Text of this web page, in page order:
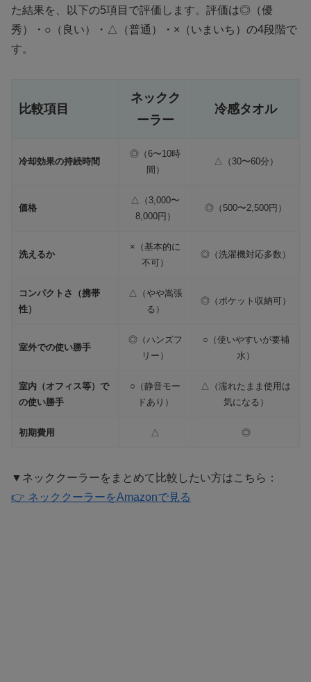
た結果を、以下の5項目で評価します。評価は◎（優
秀）・○（良い）・△（普通）・×（いまいち）の4段階で
す。
比較項目
ネックク
ーラー
冷感タオル
冷却効果の持続時間
◎（6〜10時
間）
△（30〜60分）
価格
△（3,000〜
8,000円）
◎（500〜2,500円）
洗えるか
×（基本的に
不可）
◎（洗濯機対応多数）
コンパクトさ（携帯
性）
△（やや嵩張
る）
◎（ポケット収納可）
室外での使い勝手
◎（ハンズフ
リー）
○（使いやすいが要補
水）
室内（オフィス等）で
の使い勝手
○（静音モー
ドあり）
△（濡れたまま使用は
気になる）
初期費用 △ ◎
▼ネッククーラーをまとめて比較したい方はこちら：
👉 ネッククーラーをAmazonで見る